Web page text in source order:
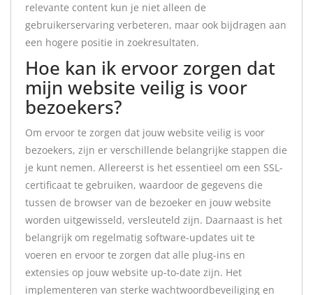
relevante content kun je niet alleen de
gebruikerservaring verbeteren, maar ook bijdragen aan
een hogere positie in zoekresultaten.
Hoe kan ik ervoor zorgen dat
mijn website veilig is voor
bezoekers?
Om ervoor te zorgen dat jouw website veilig is voor
bezoekers, zijn er verschillende belangrijke stappen die
je kunt nemen. Allereerst is het essentieel om een SSL-
certificaat te gebruiken, waardoor de gegevens die
tussen de browser van de bezoeker en jouw website
worden uitgewisseld, versleuteld zijn. Daarnaast is het
belangrijk om regelmatig software-updates uit te
voeren en ervoor te zorgen dat alle plug-ins en
extensies op jouw website up-to-date zijn. Het
implementeren van sterke wachtwoordbeveiliging en